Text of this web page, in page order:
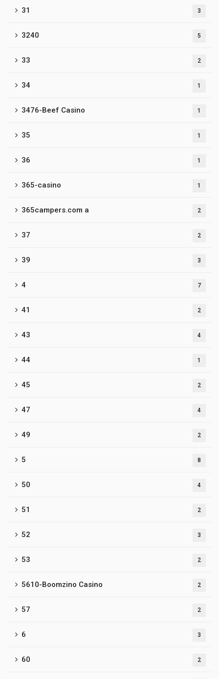
31 3
3240 5
33 2
34 1
3476-Beef Casino 1
35 1
36 1
365-casino 1
365campers.com a 2
37 2
39 3
4 7
41 2
43 4
44 1
45 2
47 4
49 2
5 8
50 4
51 2
52 3
53 2
5610-Boomzino Casino 2
57 2
6 3
60 2